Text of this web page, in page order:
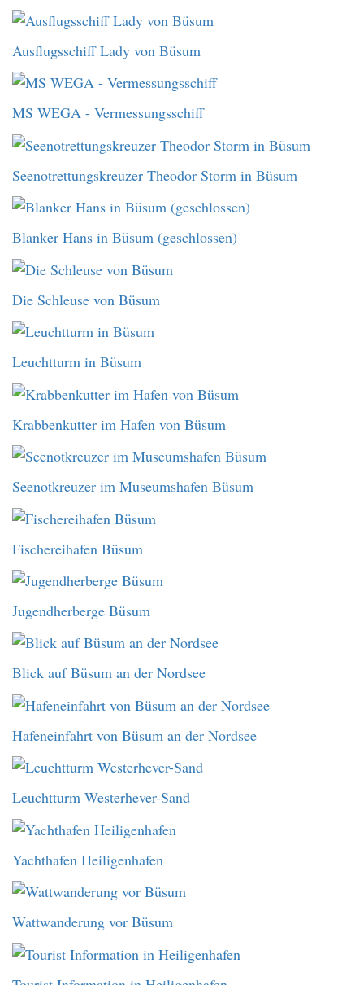
Ausflugsschiff Lady von Büsum
MS WEGA - Vermessungsschiff
Seenotrettungskreuzer Theodor Storm in Büsum
Blanker Hans in Büsum (geschlossen)
Die Schleuse von Büsum
Leuchtturm in Büsum
Krabbenkutter im Hafen von Büsum
Seenotkreuzer im Museumshafen Büsum
Fischereihafen Büsum
Jugendherberge Büsum
Blick auf Büsum an der Nordsee
Hafeneinfahrt von Büsum an der Nordsee
Leuchtturm Westerhever-Sand
Yachthafen Heiligenhafen
Wattwanderung vor Büsum